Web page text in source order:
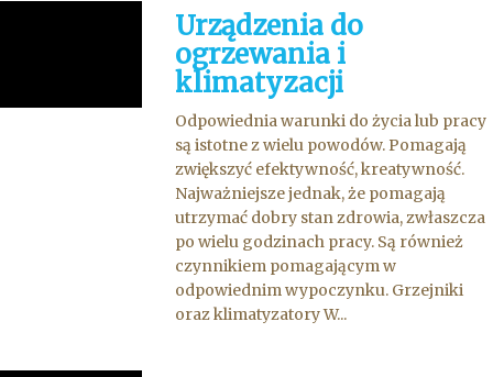
Urządzenia do
ogrzewania i
klimatyzacji
Odpowiednia warunki do życia lub pracy
są istotne z wielu powodów. Pomagają
zwiększyć efektywność, kreatywność.
Najważniejsze jednak, że pomagają
utrzymać dobry stan zdrowia, zwłaszcza
po wielu godzinach pracy. Są również
czynnikiem pomagającym w
odpowiednim wypoczynku. Grzejniki
oraz klimatyzatory W...